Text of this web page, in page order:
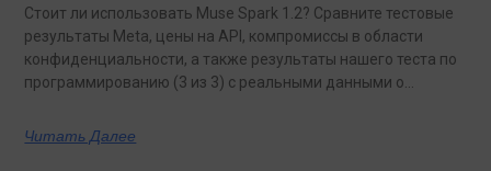
Стоит ли использовать Muse Spark 1.2? Сравните тестовые
результаты Meta, цены на API, компромиссы в области
конфиденциальности, а также результаты нашего теста по
программированию (3 из 3) с реальными данными о
Читать Далее